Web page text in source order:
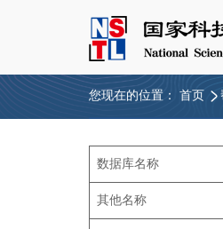
您现在的位置： 首页
数据库名称
其他名称